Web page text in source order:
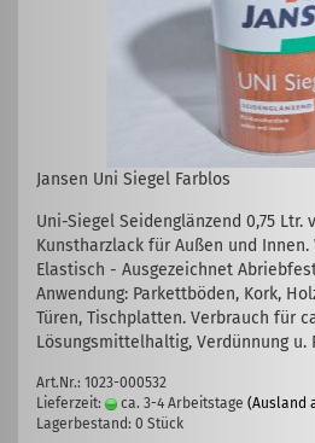
Jansen Uni Siegel Farblos
Uni-Siegel Seidenglänzend 0,75 Ltr.
Kunstharzlack für Außen und
Elastisch - Ausgezeichnet
Anwendung: Parkettböden, Kork,
Türen, Tischplatten. Verbrauch für
Lösungsmittelhaltig, Verdünnung u.
Art.Nr.: 1023-000532
Lieferzeit:
ca. 3-4 Arbeitstage (Ausland
Lagerbestand: 0 Stück